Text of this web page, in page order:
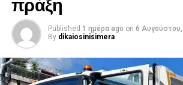
Published 1 ημέρα ago on 6
By dikaiosinisimera